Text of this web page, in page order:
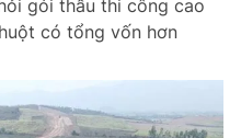
gói thầu thi công cao
có tổng vốn hơn